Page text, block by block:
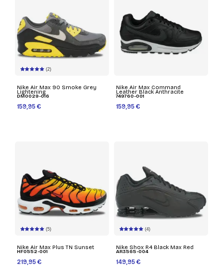
(2)
Nike Air Max 90 Smoke Grey
Lightening
DM0029-016
159,95 €
Nike Air Max Command
Leather Black Anthracite
749760-001
159,95 €
(5)
Nike Air Max Plus TN Sunset
HF0552-001
219,95 €
(4)
Nike Shox R4 Black Max Red
AR3565-004
149,95 €